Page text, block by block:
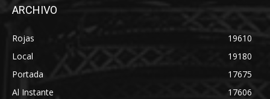
ARCHIVO
Rojas
19610
Local
19180
Portada
17675
Al Instante
17606